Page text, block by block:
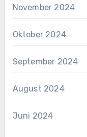
November 2024
Oktober 2024
September 2024
August 2024
Juni 2024